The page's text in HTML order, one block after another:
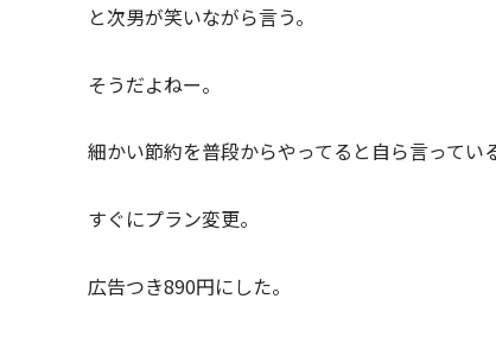
と次男が笑いながら言う。
そうだよねー。
細かい節約を普段からやってると自ら言ってい
すぐにプラン変更。
広告つき890円にした。